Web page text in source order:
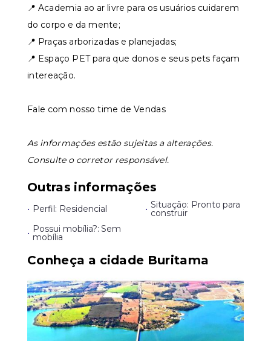
📍 Academia ao ar livre para os usuários cuidarem
do corpo e da mente;⠀⠀⠀⠀⠀
📍 Praças arborizadas e planejadas;⠀⠀⠀⠀⠀
📍 Espaço PET para que donos e seus pets façam
intereação.⠀⠀⠀⠀⠀
Fale com nosso time de Vendas
As informações estão sujeitas a alterações.
Consulte o corretor responsável.
Outras informações
• Perfil: Residencial • Situação: Pronto para
construir
• Possui mobília?: Sem
mobília
Conheça a cidade Buritama